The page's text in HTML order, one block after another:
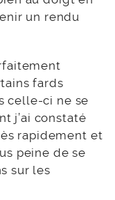
un rendu
fards
celle-ci ne se
j’ai constaté
rapidement et
peine de se
sur les